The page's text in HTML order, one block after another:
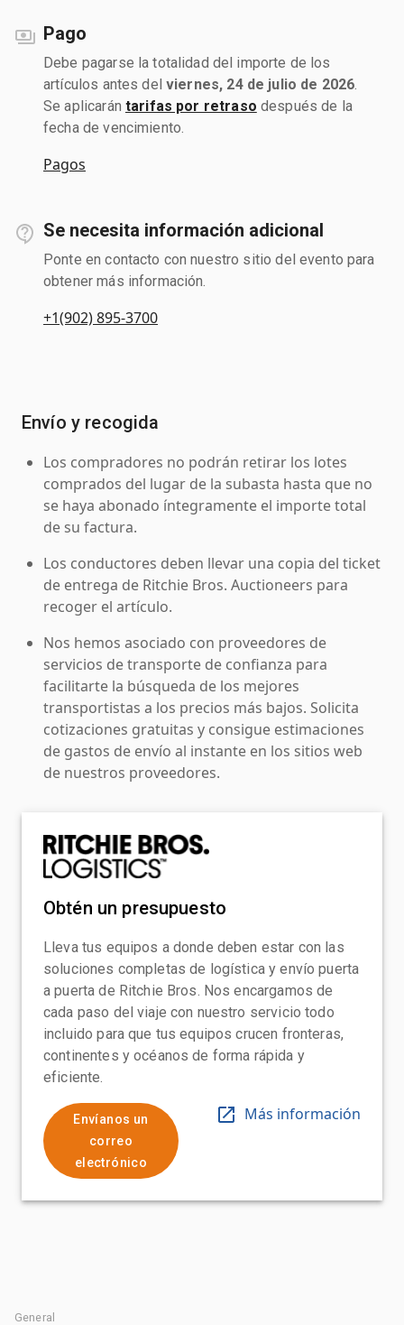
Pago
Debe pagarse la totalidad del importe de los
artículos antes del viernes, 24 de julio de 2026
Se aplicarán tarifas por retraso después de la
fecha de vencimiento.
Pagos
Se necesita información adicional
Ponte en contacto con nuestro sitio del evento para
obtener más información.
+1(902) 895-3700
Envío y recogida
Los compradores no podrán retirar los lotes
comprados del lugar de la subasta hasta que no
se haya abonado íntegramente el importe total
de su factura.
Los conductores deben llevar una copia del ticket
de entrega de Ritchie Bros. Auctioneers para
recoger el artículo.
Nos hemos asociado con proveedores de
servicios de transporte de confianza para
facilitarte la búsqueda de los mejores
transportistas a los precios más bajos. Solicita
cotizaciones gratuitas y consigue estimaciones
de gastos de envío al instante en los sitios web
de nuestros proveedores.
Obtén un presupuesto
Lleva tus equipos a donde deben estar con las
soluciones completas de logística y envío puerta
a puerta de Ritchie Bros. Nos encargamos de
cada paso del viaje con nuestro servicio todo
incluido para que tus equipos crucen fronteras,
continentes y océanos de forma rápida y
eficiente.
Envíanos un
correo
electrónico
Más información
General